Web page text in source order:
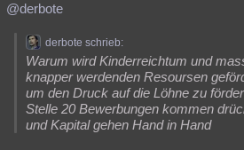
@derbote
derbote schrieb:
Warum wird Kinderreichtum und
knapper werdenden Resoursen
um den Druck auf die Löhne zu
Stelle 20 Bewerbungen kommen
und Kapital gehen Hand in Hand